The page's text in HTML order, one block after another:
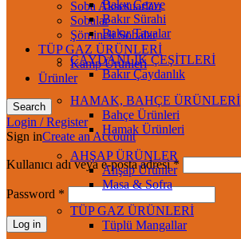
Soba Aksesuarları
Sobalar
Şömineli Sobalar
TÜP GAZ ÜRÜNLERİ
Kamp Ürünleri
Ürünler
Search
Login / Register
Sign inCreate an Account
Kullanıcı adı veya e-posta adresi*
Password *
Log in
Bakır Cezve
Bakır Sürahi
Bakır Tavalar
ÇAYDANLIK ÇEŞİTLERİ
Bakır Çaydanlık
HAMAK, BAHÇE ÜRÜNLERİ
Bahçe Ürünleri
Hamak Ürünleri
AHŞAP ÜRÜNLER
Ahşap Ürünler
Masa & Sofra
TÜP GAZ ÜRÜNLERİ
Tüplü Mangallar